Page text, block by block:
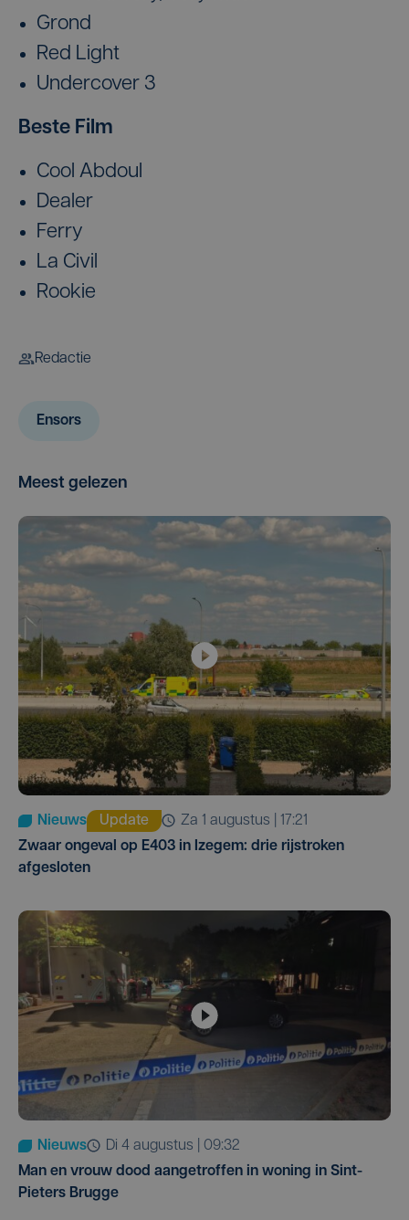
Grond
Red Light
Undercover 3
Beste Film
Cool Abdoul
Dealer
Ferry
La Civil
Rookie
Redactie
Ensors
Meest gelezen
Nieuws Update
za 1 augustus | 17:21
Zwaar ongeval op E403 in Izegem: drie rijstroken
afgesloten
Nieuws
di 4 augustus | 09:32
Man en vrouw dood aangetroffen in woning in Sint-
Pieters Brugge